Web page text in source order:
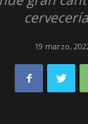
19 marzo,